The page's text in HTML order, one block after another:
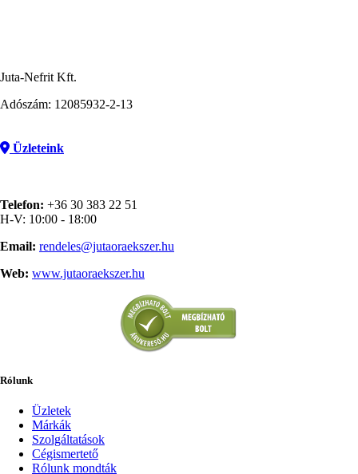
Juta-Nefrit Kft.
Adószám: 12085932-2-13
Üzleteink
Telefon: +36 30 383 22 51
H-V: 10:00 - 18:00
Email: rendeles@jutaoraekszer.hu
Web: www.jutaoraekszer.hu
Rólunk
Üzletek
Márkák
Szolgáltatások
Cégismertető
Rólunk mondták